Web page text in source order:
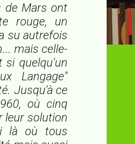
de Mars ont
rouge, un
su autrefois
mais celle-
si quelqu'un
Langage"
Jusqu'à ce
où cinq
leur solution
là où tous